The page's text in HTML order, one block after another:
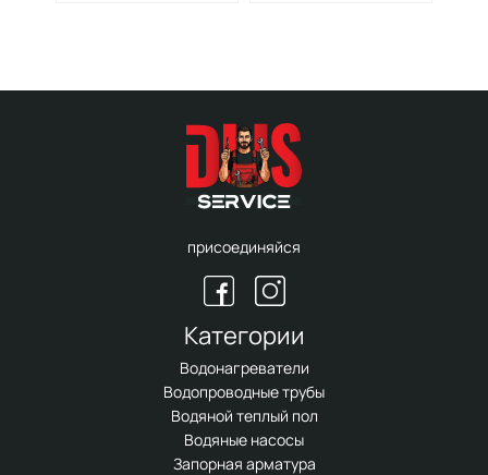
присоединяйся
Категории
Водонагреватели
Водопроводные трубы
Водяной теплый пол
Водяные насосы
Запорная арматура